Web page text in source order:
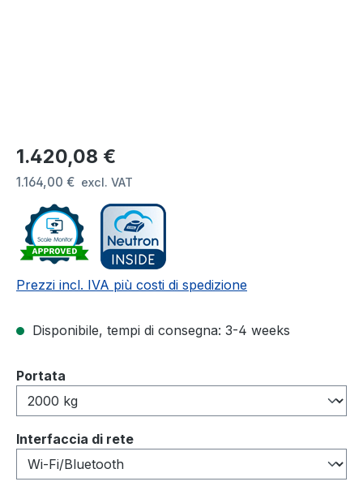
Prezzo normale:
1.420,08 €
1.164,00 € excl. VAT
Prezzi incl. IVA più costi di spedizione
Disponibile, tempi di consegna: 3-4 weeks
Seleziona
Portata
Seleziona
Interfaccia di rete